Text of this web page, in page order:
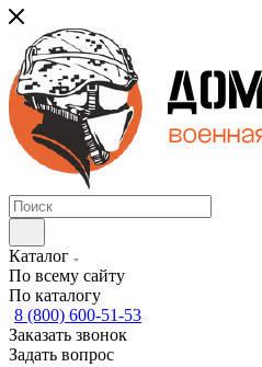
Каталог
По всему сайту
По каталогу
8 (800) 600-51-53
Заказать звонок
Задать вопрос